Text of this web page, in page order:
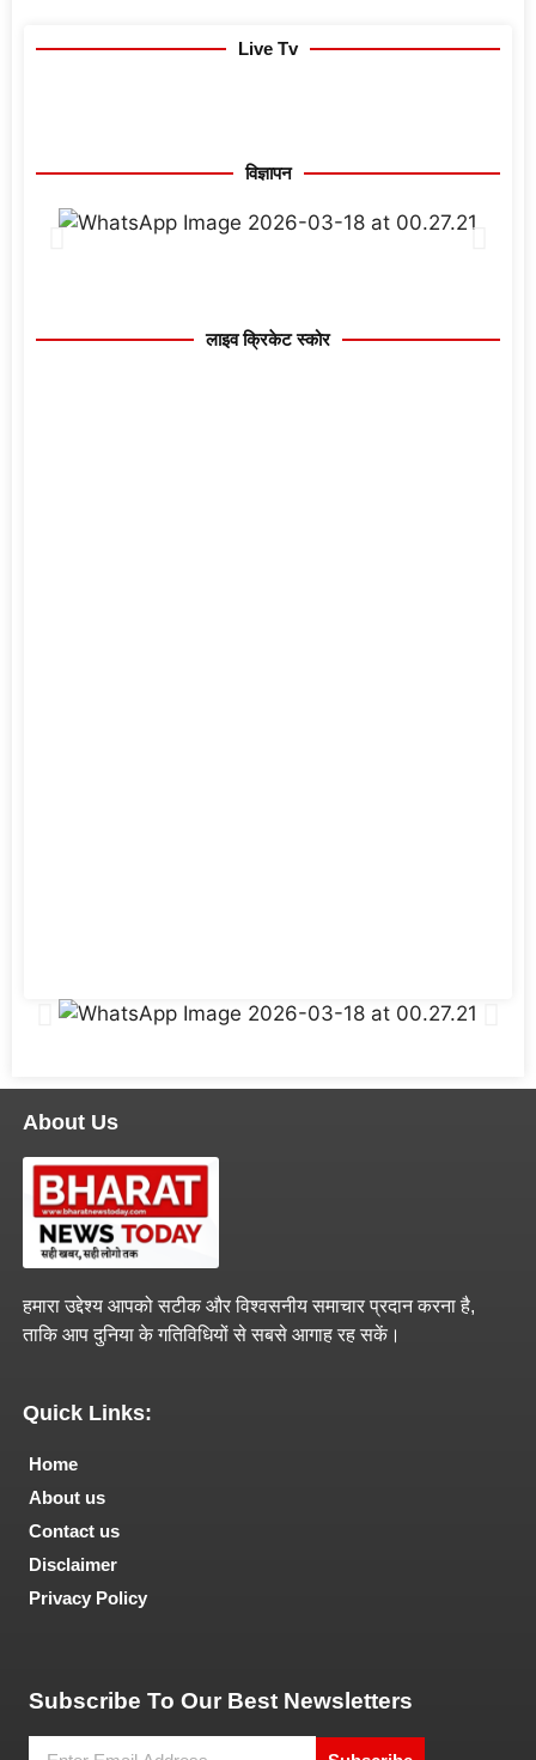
Live Tv
विज्ञापन
लाइव क्रिकेट स्कोर
About Us
हमारा उद्देश्य आपको सटीक और विश्वसनीय समाचार प्रदान करना है,
ताकि आप दुनिया के गतिविधियों से सबसे आगाह रह सकें।
Quick Links:
Home
About us
Contact us
Disclaimer
Privacy Policy
Subscribe To Our Best Newsletters